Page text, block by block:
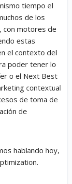
tiempo el
de los
con motores de
estas
el contexto del
poder tener lo
o el Next Best
contextual
de toma de
de
hablando hoy,